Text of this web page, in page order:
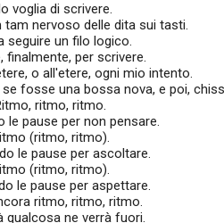
voglia di scrivere.
tam nervoso delle dita sui tasti.
seguire un filo logico.
finalmente, per scrivere.
o all'etere, ogni mio intento.
fosse una bossa nova, e poi,
ritmo, ritmo.
le pause per non pensare.
(ritmo, ritmo).
le pause per ascoltare.
(ritmo, ritmo).
le pause per aspettare.
ritmo, ritmo, ritmo.
qualcosa ne verrà fuori.